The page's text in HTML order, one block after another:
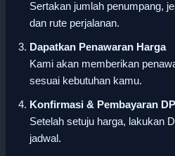
Sertakan jumlah penumpang,
dan rute perjalanan.
Dapatkan Penawaran Harga
Kami akan memberikan
sesuai kebutuhan kamu.
Konfirmasi & Pembayaran DP
Setelah setuju harga, lakukan
jadwal.